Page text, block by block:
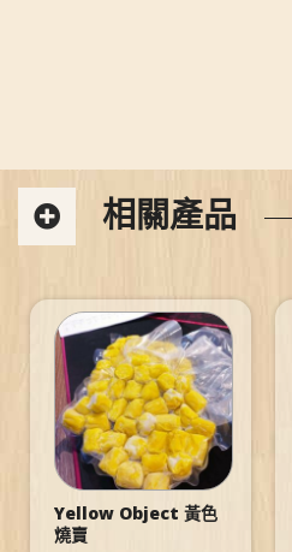
相關產品
Yellow Object 黃色
燒賣